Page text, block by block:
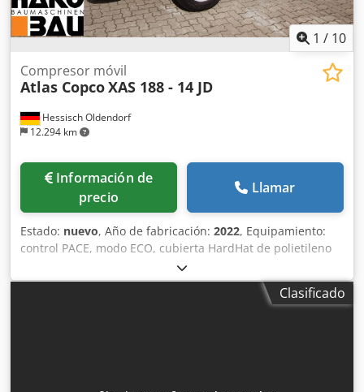
1 / 10
Hessisch Oldendorf
12.294 km
Compresor móvil
Atlas CopcoXAS 188 - 14 JD
Información de
precio
Llamar
Estado: nuevo, Año de fabricación: 2022, Equipamiento:
control PACE, modo ECO, cubierta HardHat de polietileno
(PE), control Xc2003 Temperatura mínima: -10 °C
Dimensiones del chasis: 4844 x 1807 x 1892 mm (largo x
ancho x alto) Velocidad de alivio: 1500 rpm VelocidadClasificado